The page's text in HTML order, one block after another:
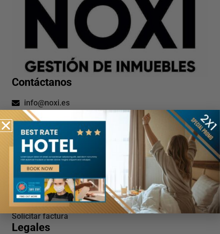
Menú
Inicio
Apartamentos
Sobre nosotros
Contacto
Solicitar factura
Legales
Contáctanos
info@noxi.es
666163107